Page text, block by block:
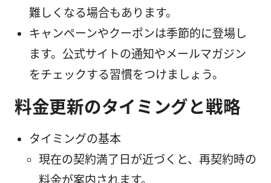
難しくなる場合もあります。
キャンペーンやクーポンは季節的に登場し
ます。公式サイトの通知やメールマガジン
をチェックする習慣をつけましょう。
料金更新のタイミングと戦略
タイミングの基本
現在の契約満了日が近づくと、再契約時の
料金が案内されます。